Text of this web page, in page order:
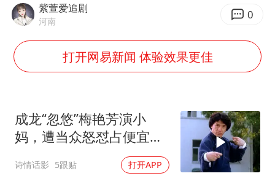
贵州轮胎子公司获美国退税8136万
吉林一“温度计大楼”读数爆表
感觉全东北都在等7号
80后女柜员逆袭成4200亿银行副行长
奋进开新局 实干挑大梁
紫萱爱追剧
河南 0
打开网易新闻 体验效果更佳
成龙“忽悠”梅艳芳演小
妈，遭当众怒怼占便宜：
醉拳对战夺命连环腿
诗情话影 5跟贴 打开APP